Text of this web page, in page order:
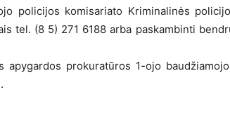
policijos komisariato Kriminalinės
tel. (8 5) 271 6188 arba paskambinti
apygardos prokuratūros 1-ojo